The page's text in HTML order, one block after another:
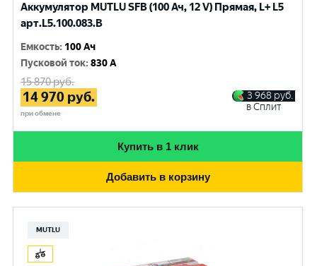
Аккумулятор MUTLU SFB (100 Ач, 12 V) Прямая, L+ L5
арт.L5.100.083.B
Емкость: 100 Ач
Пусковой ток:830 A
15 870руб.
14 970 руб.
при обмене
3 968 руб.
в Сплит
Купить в 1 клик
Добавить в корзину
MUTLU